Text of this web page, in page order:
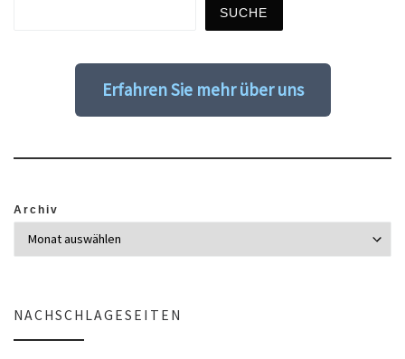
SUCHE
Erfahren Sie mehr über uns
Archiv
NACHSCHLAGESEITEN